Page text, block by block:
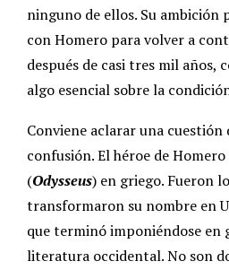
ninguno de ellos. Su ambición
con Homero para volver a
después de casi tres mil años,
algo esencial sobre la
Conviene aclarar una cuestión
confusión. El héroe de
(Odysseus) en griego. Fueron
transformaron su nombre en
que terminó imponiéndose en
literatura occidental. No son